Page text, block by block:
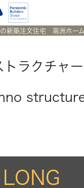
新築注文住宅 南洲ホーム
トラクチャ
LONG